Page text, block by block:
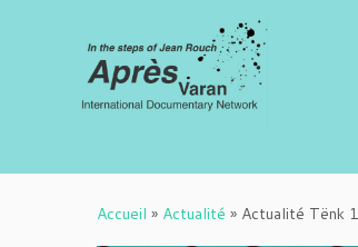
Accueil » Actualité » Actualité Tënk